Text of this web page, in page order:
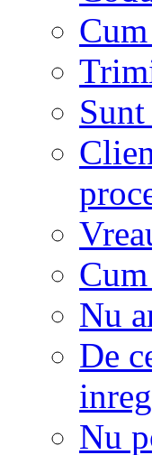
Nu
De
Nu